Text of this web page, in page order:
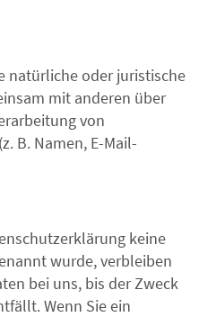
natürliche oder juristische
mit anderen über
von
B. Namen, E-Mail-
keine
wurde, verbleiben
bei uns, bis der Zweck
Wenn Sie ein